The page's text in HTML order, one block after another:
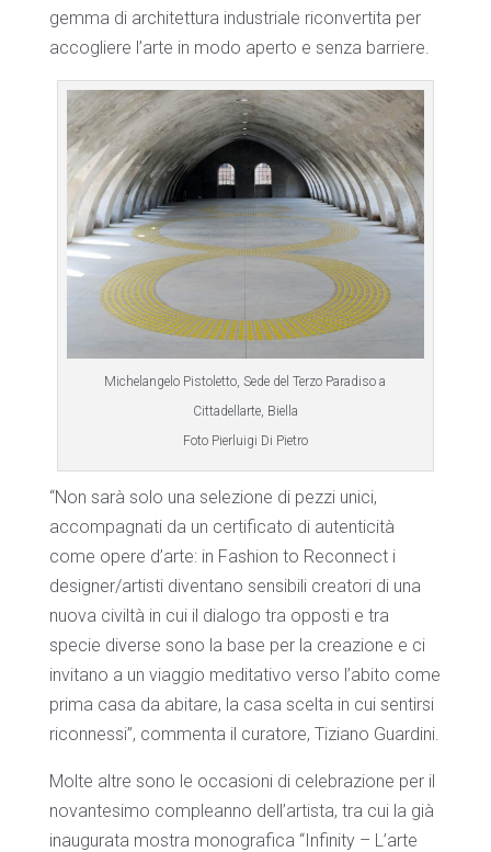
gemma di architettura industriale riconvertita per
accogliere l’arte in modo aperto e senza barriere.
Michelangelo Pistoletto, Sede del Terzo Paradiso a
Cittadellarte, Biella
Foto Pierluigi Di Pietro
“Non sarà solo una selezione di pezzi unici,
accompagnati da un certificato di autenticità
come opere d’arte: in Fashion to Reconnect i
designer/artisti diventano sensibili creatori di una
nuova civiltà in cui il dialogo tra opposti e tra
specie diverse sono la base per la creazione e ci
invitano a un viaggio meditativo verso l’abito come
prima casa da abitare, la casa scelta in cui sentirsi
riconnessi”, commenta il curatore, Tiziano Guardini.
Molte altre sono le occasioni di celebrazione per il
novantesimo compleanno dell’artista, tra cui la già
inaugurata mostra monografica “Infinity – L’arte